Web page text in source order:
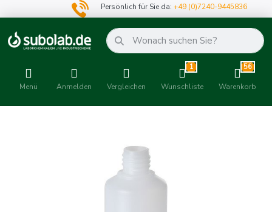
Persönlich für Sie da:+49 (0)7240-9445836
Menü Anmelden Vergleichen
1
Wunschliste
56
Warenkorb